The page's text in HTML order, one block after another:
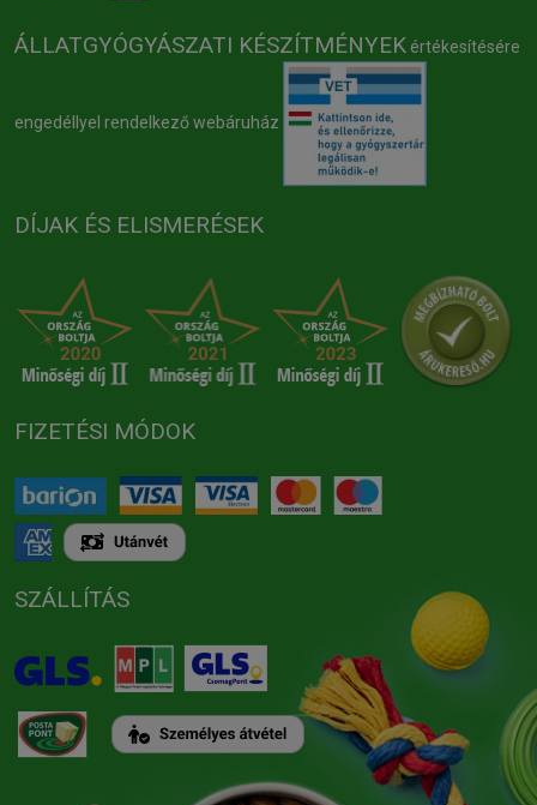
ÁLLATGYÓGYÁSZATI KÉSZÍTMÉNYEK értékesítésére
engedéllyel rendelkező webáruház
DÍJAK ÉS ELISMERÉSEK
FIZETÉSI MÓDOK
SZÁLLÍTÁS